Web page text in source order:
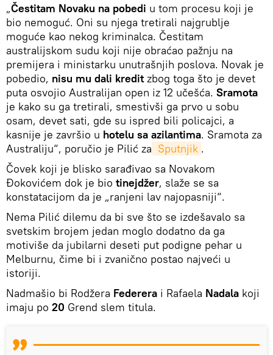
„Čestitam Novaku na pobedi u tom procesu koji je
bio nemoguć. Oni su njega tretirali najgrublje
moguće kao nekog kriminalca. Čestitam
australijskom sudu koji nije obraćao pažnju na
premijera i ministarku unutrašnjih poslova. Novak je
pobedio, nisu mu dali kreditzbog toga što je devet
puta osvojio Australijan open iz 12 učešća. Sramota
je kako su ga tretirali, smestivši ga prvo u sobu
osam, devet sati, gde su ispred bili policajci, a
kasnije je završio u hotelu sa azilantima. Sramota za
Australiju“, poručio je Pilić za Sputnjik .
Čovek koji je blisko sarađivao sa Novakom
Đokovićem dok je bio tinejdžer, slaže se sa
konstatacijom da je „ranjeni lav najopasniji“.
Nema Pilić dilemu da bi sve što se izdešavalo sa
svetskim brojem jedan moglo dodatno da ga
motiviše da jubilarni deseti put podigne pehar u
Melburnu, čime bi i zvanično postao najveći u
istoriji.
Nadmašio bi Rodžera Federera i Rafaela Nadala koji
imaju po 20 Grend slem titula.